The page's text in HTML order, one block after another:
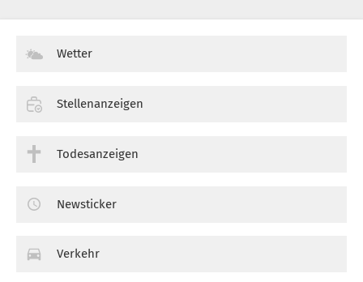
Wetter
Stellenanzeigen
Todesanzeigen
Newsticker
Verkehr